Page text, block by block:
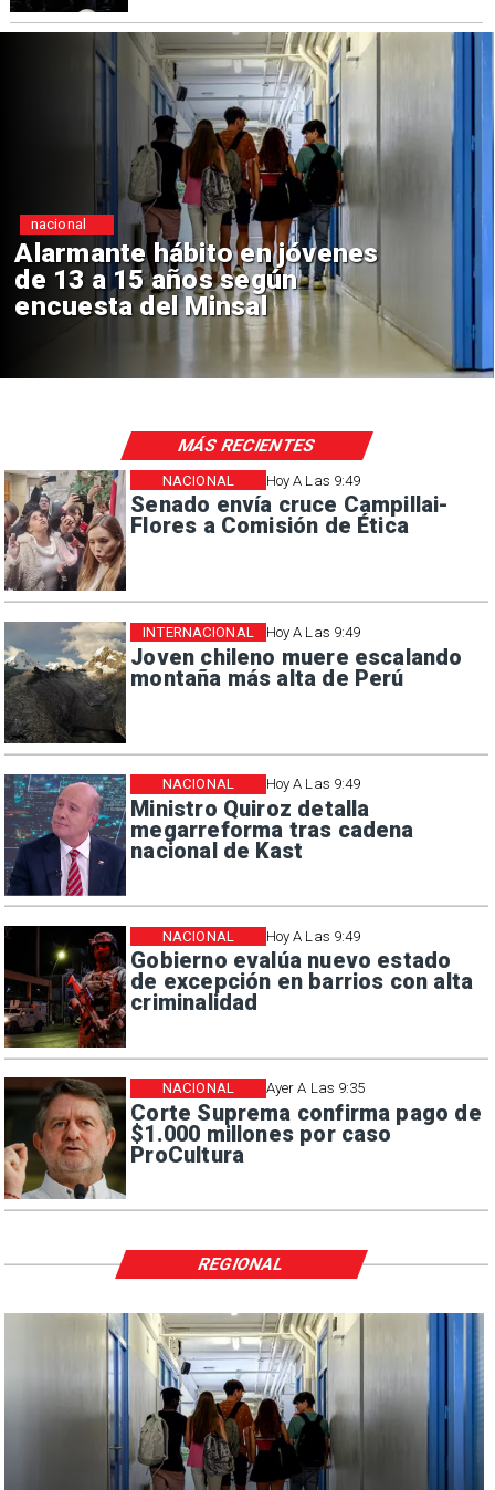
Aprueban creación del Parque
Sebastián Piñera con inversión
de $4 mil millones
Regiones
Hoy A Las 9:49
Senado envía cruce Campillai-
Flores a Comisión de Ética
NACIONAL
Hoy A Las 9:49
Joven chileno muere escalando
montaña más alta de Perú
INTERNACIONAL
Hoy A Las 9:49
Ministro Quiroz detalla
megarreforma tras cadena
nacional de Kast
NACIONAL
Hoy A Las 9:49
Gobierno evalúa nuevo estado
de excepción en barrios con alta
criminalidad
NACIONAL
Ayer A Las 9:35
Corte Suprema confirma pago de
$1.000 millones por caso
ProCultura
NACIONAL
MÁS RECIENTES
REGIONAL